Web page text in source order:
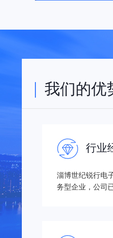
我们的优
行业
淄博世纪锐行电
务型企业，公司